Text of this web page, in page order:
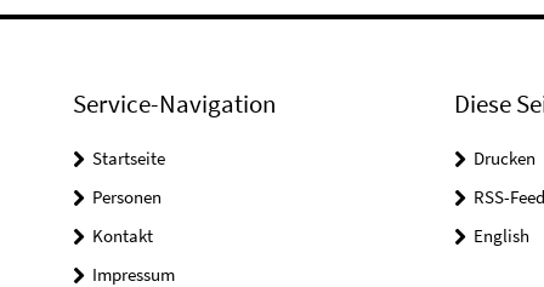
Service-Navigation
Startseite
Personen
Kontakt
Impressum
Diese
Drucken
RSS-
English